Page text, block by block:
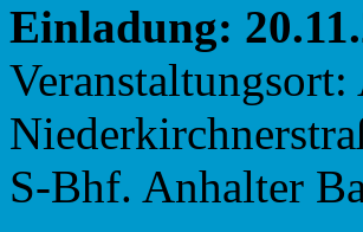
Einladung:
S-Bhf. Anhalter